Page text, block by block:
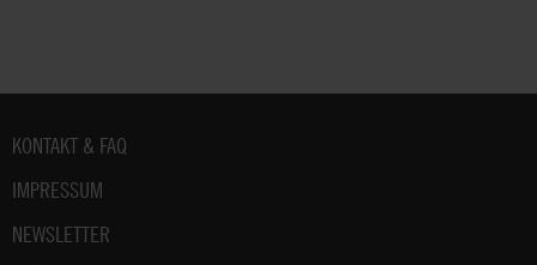
Fußbereich
KONTAKT & FAQ
IMPRESSUM
NEWSLETTER